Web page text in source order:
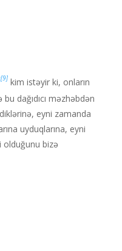
[9]akim istəyir ki, onların
dağıdıcı məzhəbdən
eyni zamanda
uyduqlarına, eyni
olduğunu bizə